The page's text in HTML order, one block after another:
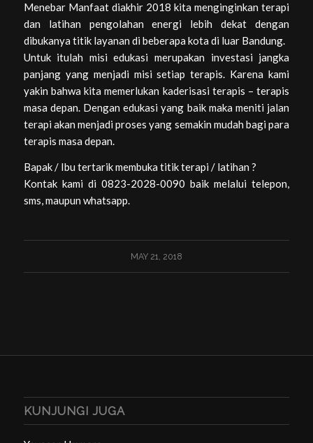
Menebar Manfaat diakhir 2018 kita menginginkan terapi
dan latihan pengolahan energi lebih dekat dengan
dibukanya titik layanan di beberapa kota di luar Bandung.
Untuk itulah misi edukasi merupakan investasi jangka
panjang yang menjadi misi setiap terapis. Karena kami
yakin bahwa kita memerlukan kaderisasi terapis – terapis
masa depan. Dengan edukasi yang baik maka meniti jalan
terapi akan menjadi proses yang semakin mudah bagi para
terapis masa depan.
Bapak / Ibu tertarik membuka titik terapi / latihan ?
Kontak kami di 0823-2028-0090 baik melalui telepon,
sms, maupun whatsapp.
MAY 21, 2018
KUNJUNGI JUGA